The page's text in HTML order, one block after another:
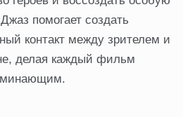
помогает создать
контакт между зрителем и
делая каждый фильм